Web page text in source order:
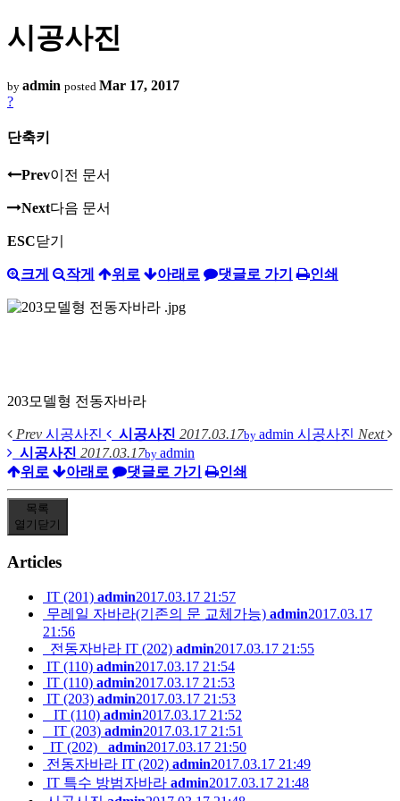
시공사진
by admin posted Mar 17, 2017
?
단축키
Prev이전 문서
Next다음 문서
ESC닫기
크게 작게 위로 아래로 댓글로 가기 인쇄
203모델형 전동자바라
Prev 시공사진 시공사진 2017.03.17by admin 시공사진 Next
시공사진 2017.03.17by admin
위로
아래로 댓글로 가기 인쇄
목록
열기 닫기
Articles
IT (201) admin2017.03.17 21:57
무레일 자바라(기존의 문 교체가능) admin2017.03.17
21:56
전동자바라 IT (202) admin2017.03.17 21:55
IT (110) admin2017.03.17 21:54
IT (110) admin2017.03.17 21:53
IT (203) admin2017.03.17 21:53
IT (110) admin2017.03.17 21:52
IT (203) admin2017.03.17 21:51
IT (202)
admin2017.03.17 21:50
전동자바라 IT (202) admin2017.03.17 21:49
IT 특수 방범자바라 admin2017.03.17 21:48